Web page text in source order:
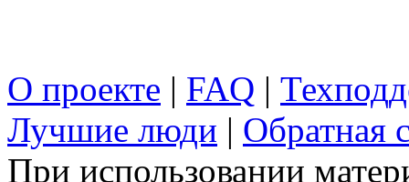
О проекте | FAQ |
Лучшие люди | Обратная
При использовании